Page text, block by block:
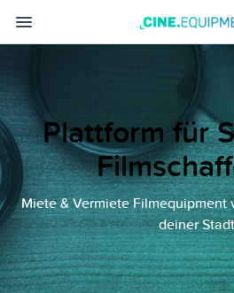
Plattform für
Miete & Vermiete Filmequipment
deiner